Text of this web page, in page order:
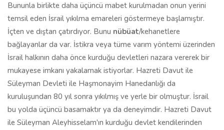
Bununla birlikte daha üçüncü mabet kurulmadan onun yerini
temsil eden İsrail yıkılma emareleri göstermeye başlamıştır.
İçten ve dıştan çatırdıyor. Bunu nübüat/kehanetlere
bağlayanlar da var. İstikra veya tüme varım yöntemi üzerinden
İsrail halkının daha önce kurduğu devletleri nazara vererek bir
mukayese imkanı yakalamak istiyorlar. Hazreti Davut ile
Süleyman Devleti ile Haşmonayim Hanedanlığı da
kuruluşundan 80 yıl sonra yıkılmış ve yerle bir olmuştur. İsrail
bu yolda üçüncü basamaktır ya da deneyimdir. Hazreti Davut
ile Süleyman Aleyhisselam'ın kurduğu devlet kendilerinden